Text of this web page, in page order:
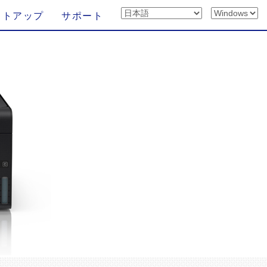
トアップ サポート